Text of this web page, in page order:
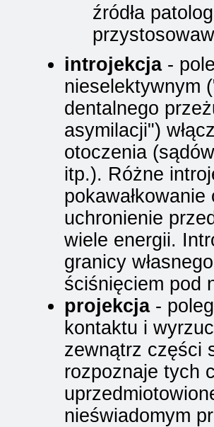
źródła
introjekcja-
nieselektywnym
dentalnego
asymilacji")
otoczenia
itp.). Różne
uchronienie
wiele energii.
granicy
ściśnięciem pod
projekcja-
kontaktu i
zewnątrz części
rozpoznaje tych
nieświadomym